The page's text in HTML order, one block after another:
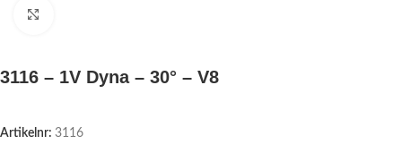
3116 – 1V Dyna – 30° – V8
Artikelnr: 3116